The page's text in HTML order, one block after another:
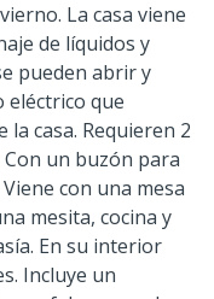
La casa viene
de líquidos y
pueden abrir y
eléctrico que
casa. Requieren 2
un buzón para
con una mesa
mesita, cocina y
En su interior
Incluye un